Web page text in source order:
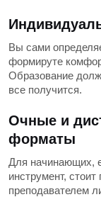
Вы сами
формируте
Образование
все получится.
Очные и
форматы
Для начинающих,
инструмент, стоит
преподавателем